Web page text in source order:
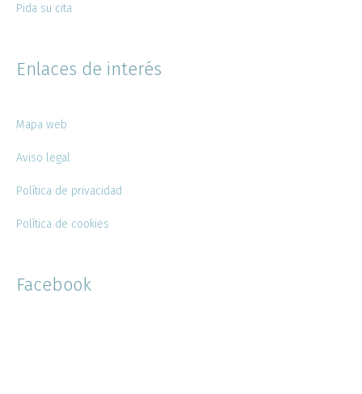
Pida su cita
Enlaces de interés
Mapa web
Aviso legal
Política de privacidad
Política de cookies
Facebook